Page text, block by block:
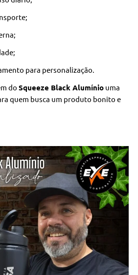
para personalização.
doSqueeze Black Alumínio uma
quem busca um produto bonito e